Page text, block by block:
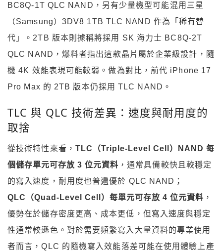
BC8Q-1T QLC NAND，另有少量機型可能混用三星
（Samsung）3DV8 1TB TLC NAND 作為「稀有替
代」。2TB 版本則據稱將採用 SK 海力士 BC8Q-2T
QLC NAND，爆料者指出這款晶片屬於企業級設計，隨
機 4K 效能表現可能較弱。做為對比，前代 iPhone 17
Pro Max 的 2TB 版本仍採用 TLC NAND。
TLC 與 QLC 技術差異：速度與耐用度的
取捨
從技術特性來看， TLC（Triple-Level Cell）NAND 每
個儲存單元可存放 3 位元資料 ，通常具備較快且較穩定
的寫入速度，耐用度也普遍優於 QLC NAND；
QLC（Quad-Level Cell）每單元可存放 4 位元資料 ，
優勢在於儲存密度更高、成本更低，但寫入速度與穩定
性通常較遜色。對於需要頻繁寫入大量資料的專業使用
者而言，QLC 的隨機寫入效能落差可能在使用體驗上產